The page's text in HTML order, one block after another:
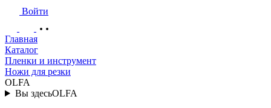
Войти
Главная
Каталог
Пленки и инструмент
Ножи для резки
OLFA
Вы здесьOLFA